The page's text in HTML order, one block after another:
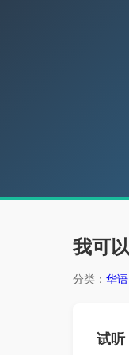
我可
分类： 华语
试听